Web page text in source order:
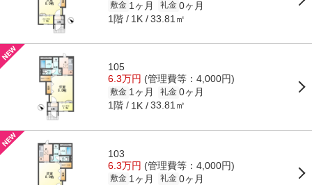
敷金 1ヶ月 礼金 0ヶ月
1階 1K 33.81㎡
105
6.3万円 (管理費等：4,000円)
敷金 1ヶ月 礼金 0ヶ月
1階 1K 33.81㎡
103
6.3万円 (管理費等：4,000円)
敷金 1ヶ月 礼金 0ヶ月